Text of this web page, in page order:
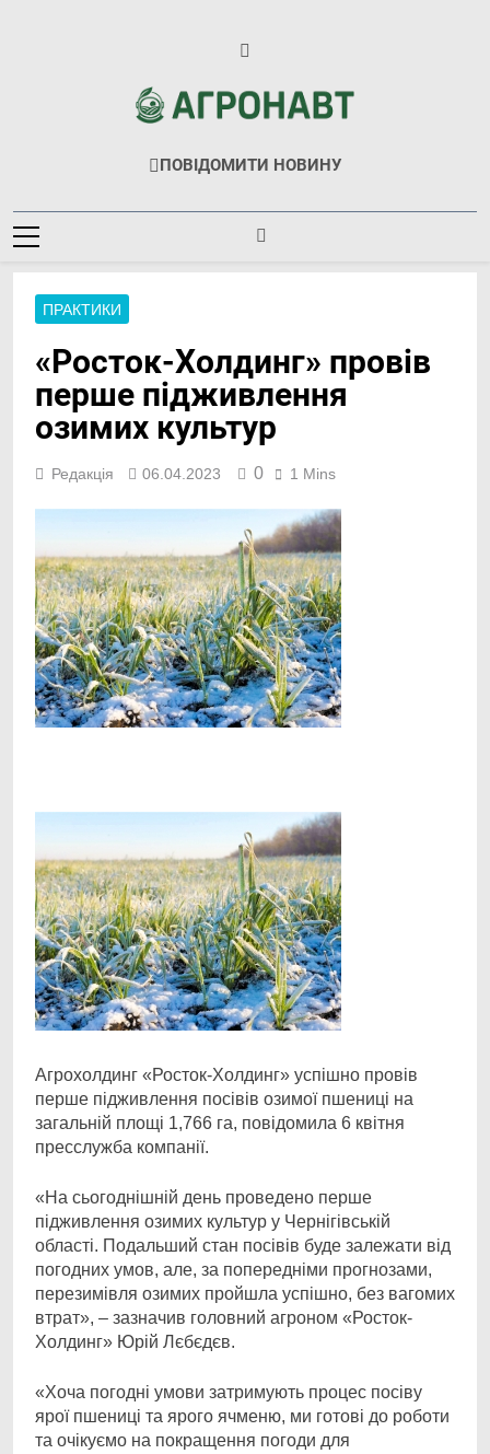
Агронавт
Новини Українського Агробізнесу
ПОВІДОМИТИ НОВИНУ
ПРАКТИКИ
«Росток-Холдинг» провів
перше підживлення
озимих культур
Редакція 06.04.2023 0 1 Mins
Link
Агрохолдинг «Росток-Холдинг» успішно провів
перше підживлення посівів озимої пшениці на
загальній площі 1,766 га, повідомила 6 квітня
пресслужба компанії.
«На сьогоднішній день проведено перше
підживлення озимих культур у Чернігівській
області. Подальший стан посівів буде залежати від
погодних умов, але, за попередніми прогнозами,
перезимівля озимих пройшла успішно, без вагомих
втрат», – зазначив головний агроном «Росток-
Холдинг» Юрій Лєбєдєв.
«Хоча погодні умови затримують процес посіву
ярої пшениці та ярого ячменю, ми готові до роботи
та очікуємо на покращення погоди для